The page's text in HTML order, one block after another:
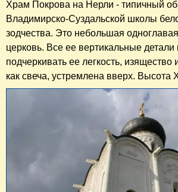
Храм Покрова на Нерли - типичный
Владимирско-Суздальской школы
зодчества. Это небольшая
церковь. Все ее вертикальные
подчеркивать ее легкость, изящество
как свеча, устремлена вверх. Высота